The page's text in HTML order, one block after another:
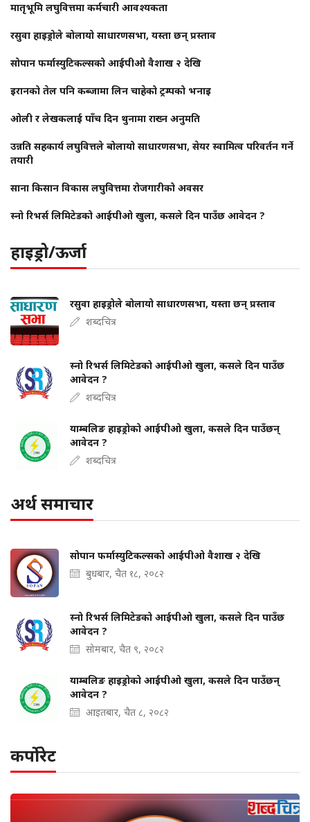
मातृभूमि लघुवित्तमा कर्मचारी आवश्यकता
रसुवा हाइड्रोले बोलायो साधारणसभा, यस्ता छन् प्रस्ताव
सोपान फर्मास्युटिकल्सको आईपीओ वैशाख २ देखि
इरानको तेल पनि कब्जामा लिन चाहेको ट्रम्पको भनाइ
ओली र लेखकलाई पाँच दिन थुनामा राख्न अनुमति
उन्नति सहकार्य लघुवित्तले बोलायो साधारणसभा, सेयर स्वामित्व परिवर्तन गर्ने
तयारी
साना किसान विकास लघुवित्तमा रोजगारीको अवसर
स्नो रिभर्स लिमिटेडको आईपीओ खुला, कसले दिन पाउँछ आवेदन ?
हाइड्रो/ऊर्जा
रसुवा हाइड्रोले बोलायो साधारणसभा, यस्ता छन् प्रस्ताव
शब्दचित्र
स्नो रिभर्स लिमिटेडको आईपीओ खुला, कसले दिन पाउँछ
आवेदन ?
शब्दचित्र
याम्बलिङ हाइड्रोको आईपीओ खुला, कसले दिन पाउँछन्
आवेदन ?
शब्दचित्र
अर्थ समाचार
सोपान फर्मास्युटिकल्सको आईपीओ वैशाख २ देखि
बुधबार, चैत १८, २०८२
स्नो रिभर्स लिमिटेडको आईपीओ खुला, कसले दिन पाउँछ
आवेदन ?
सोमबार, चैत ९, २०८२
याम्बलिङ हाइड्रोको आईपीओ खुला, कसले दिन पाउँछन्
आवेदन ?
आइतबार, चैत ८, २०८२
कर्पोरेट